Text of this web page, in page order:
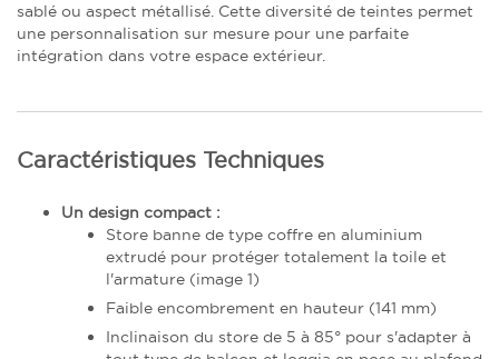
sablé ou aspect métallisé. Cette diversité de teintes permet
une personnalisation sur mesure pour une parfaite
intégration dans votre espace extérieur.
Caractéristiques Techniques
Un design compact :
Store banne de type coffre en aluminium
extrudé pour protéger totalement la toile et
l'armature (image 1)
Faible encombrement en hauteur (141 mm)
Inclinaison du store de 5 à 85° pour s'adapter à